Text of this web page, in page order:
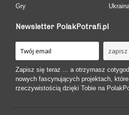
Gry
Newsletter PolakPotrafi.pl
Zapisz się teraz ... a otrzymasz
nowych fascynujących projektach,
rzeczywistością dzięki Tobie na